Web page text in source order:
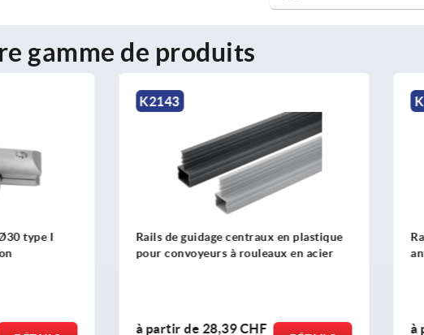
gamme de produits
type I
K2143
Rails de guidage centraux en plastique
pour convoyeurs à rouleaux en acier
à partir de 28,39 CHF
anti-
à